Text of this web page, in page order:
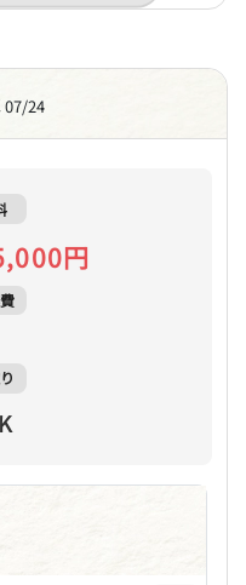
07/24
円